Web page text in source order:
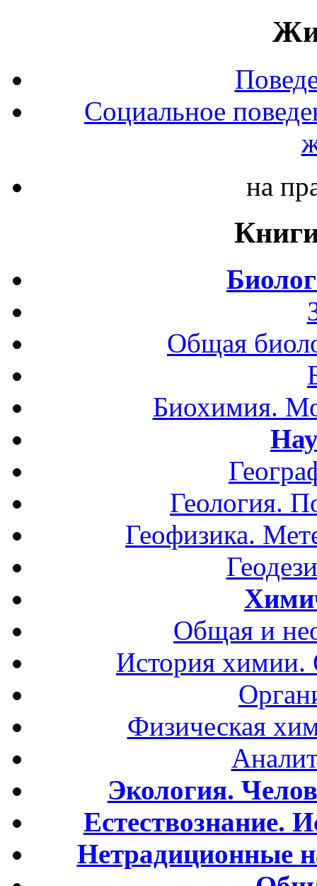
Социальное
на
Общая
Биохимия.
Геология.
Геофизика.
Общая и
История
Физическая
Экология.
Естествознание.
Нетрадиционные